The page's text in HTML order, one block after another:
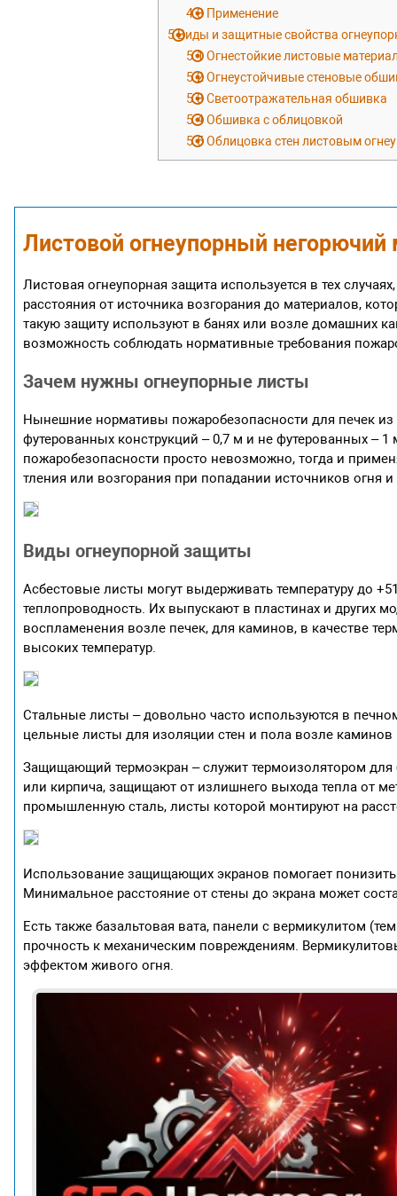
4.3 Применение
5Виды и защитные свойства
5.1Огнестойкие листовые
5.2Огнеустойчивые стеновые
5.3Светоотражательная обшивка
5.4Обшивка с облицовкой
5.5Облицовка стен листовым
Листовой огнеупорный негорючий
Листовая огнеупорная защита используется в тех
расстояния от источника возгорания до материалов,
такую защиту используют в банях или возле домашних
возможность соблюдать нормативные требования
Зачем нужны огнеупорные листы
Нынешние нормативы пожаробезопасности для печек из
футерованных конструкций – 0,7 м и не футерованных
пожаробезопасности просто невозможно, тогда и
тления или возгорания при попадании источников огня
Виды огнеупорной защиты
Асбестовые листы могут выдерживать температуру до
теплопроводность. Их выпускают в пластинах и других
воспламенения возле печек, для каминов, в качестве
высоких температур.
Стальные листы – довольно часто используются в
цельные листы для изоляции стен и пола возле каминов
Защищающий термоэкран – служит термоизолятором для
или кирпича, защищают от излишнего выхода тепла от
промышленную сталь, листы которой монтируют на
Использование защищающих экранов помогает
Минимальное расстояние от стены до экрана может
Есть также базальтовая вата, панели с вермикулитом
прочность к механическим повреждениям.
эффектом живого огня.